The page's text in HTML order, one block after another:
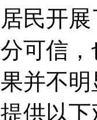
民开
可信
并不
供以